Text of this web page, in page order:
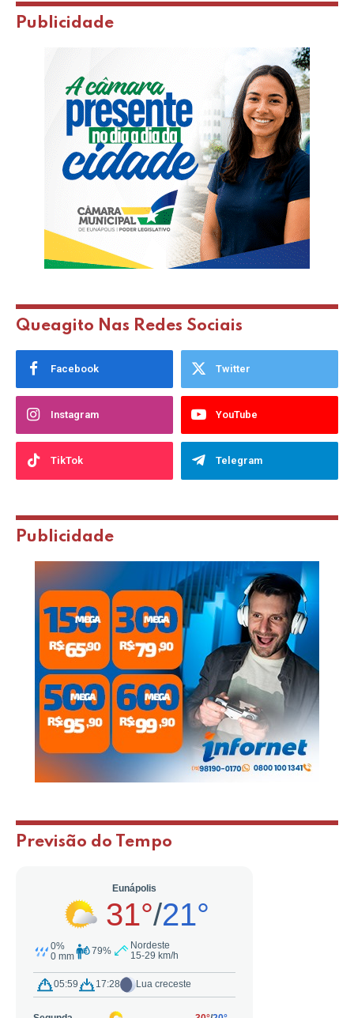
Publicidade
Queagito Nas Redes Sociais
Facebook Twitter
Instagram YouTube
TikTok Telegram
Publicidade
Previsão do Tempo